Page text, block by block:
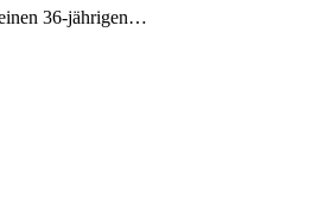
36-jährigen…